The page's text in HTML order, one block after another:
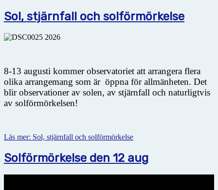
Sol, stjärnfall och solförmörkelse
8-13 augusti kommer observatoriet att arrangera flera
olika arrangemang som är öppna för allmänheten. Det
blir observationer av solen, av stjärnfall och naturligtvis
av solförmörkelsen!
Läs mer: Sol, stjärnfall och solförmörkelse
Solförmörkelse den 12 aug